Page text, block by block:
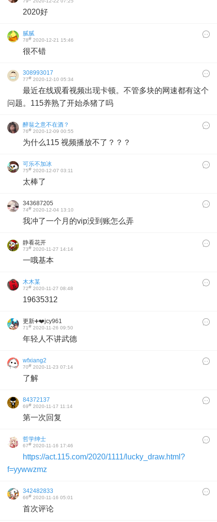
2020好
腻腻
78# 2020-12-21 15:46
很不错
308993017
77# 2020-12-10 05:34
最近在线观看视频出现卡顿。不管多块的网速都有这个
问题。115养熟了开始杀猪了吗
醉翁之意不在酒？
76# 2020-12-09 00:55
为什么115 视频播放不了？？？
可乐不加冰
75# 2020-12-07 03:11
太棒了
343687205
74# 2020-12-04 13:10
我冲了一个月的vip没到账怎么弄
静看花开
73# 2020-11-27 14:14
一哦基本
木木某
72# 2020-11-27 08:48
19635312
更新➕❤️jcy961
71# 2020-11-26 09:50
年轻人不讲武德
wfxiang2
70# 2020-11-23 07:14
了解
84372137
69# 2020-11-17 11:14
第一次回复
哲学绅士
67# 2020-11-16 17:46
https://act.115.com/2020/1111/lucky_draw.html?
f=yywwzmz
342482833
66# 2020-11-16 05:01
首次评论